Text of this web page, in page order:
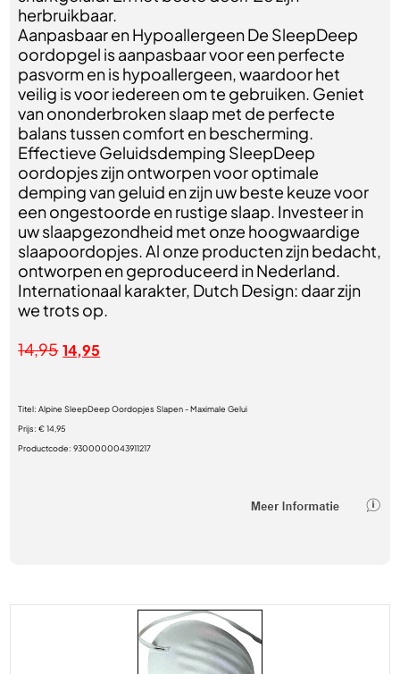
herbruikbaar.
Aanpasbaar en Hypoallergeen De SleepDeep
oordopgel is aanpasbaar voor een perfecte
pasvorm en is hypoallergeen, waardoor het
veilig is voor iedereen om te gebruiken. Geniet
van ononderbroken slaap met de perfecte
balans tussen comfort en bescherming.
Effectieve Geluidsdemping SleepDeep
oordopjes zijn ontworpen voor optimale
demping van geluid en zijn uw beste keuze voor
een ongestoorde en rustige slaap. Investeer in
uw slaapgezondheid met onze hoogwaardige
slaapoordopjes. Al onze producten zijn bedacht,
ontworpen en geproduceerd in Nederland.
Internationaal karakter, Dutch Design: daar zijn
we trots op.
14,95 14,95
Titel:Alpine SleepDeep Oordopjes Slapen - Maximale Gelui
Prijs:€ 14,95
Productcode:9300000043911217